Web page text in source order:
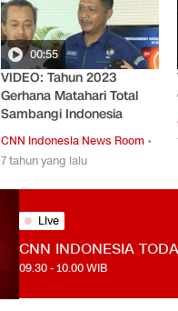
00:55
VIDEO: Tahun 2023
Gerhana Matahari Total
Sambangi Indonesia
CNN Indonesia News Room •
7 tahun yang lalu
Live
CNN INDONESIA
09.30-10.00WIB